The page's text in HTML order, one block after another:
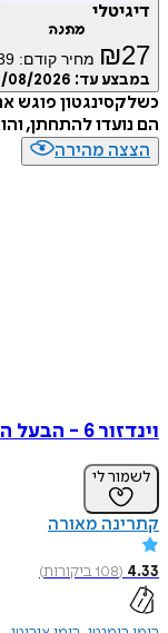
דיגיטלי
מתנה
₪27 מחיר קודם:
במבצע עד: 08/2026
כשלקסינגטון פוגש
הם נועדו להתחתן,
הצצה מהירה
וינדזור 6 - הבעל השטני
לשמור לי
קתרינה מאורה
4.33
(
108ביקורות)